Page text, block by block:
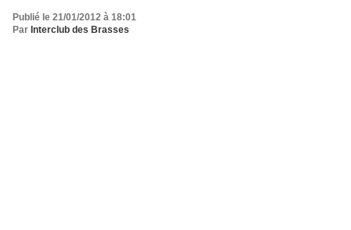
Publié le 21/01/2012 à 18:01
Par Interclub des Brasses